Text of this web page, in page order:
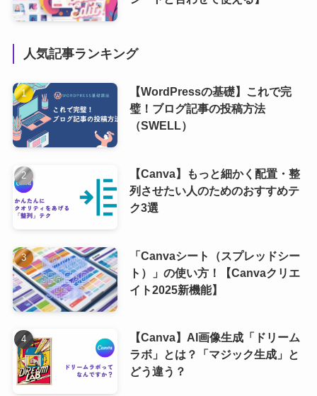
人気記事ランキング
【WordPressの基礎】これで完
璧！ブログ記事の投稿方法
（SWELL）
【Canva】もっと細かく配置・整
列させたい人のためのおすすめテ
ク3選
「Canvaシート（スプレッドシー
ト）」の使い方！【Canvaクリエ
イト2025新機能】
【Canva】AI画像生成「ドリーム
ラボ」とは？「マジック生成」と
どう違う？